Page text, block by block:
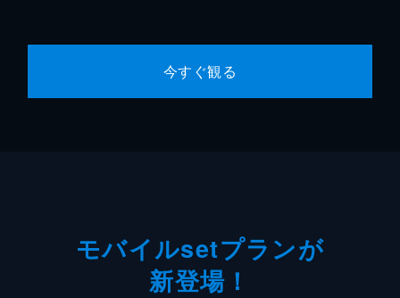
今すぐ観る
モバイルsetプランが
新登場！